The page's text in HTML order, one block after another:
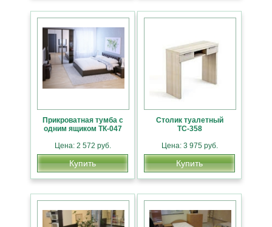
Прикроватная тумба с
одним ящиком ТК-047
Цена: 2 572 руб.
Купить
Столик туалетный
ТС-358
Цена: 3 975 руб.
Купить